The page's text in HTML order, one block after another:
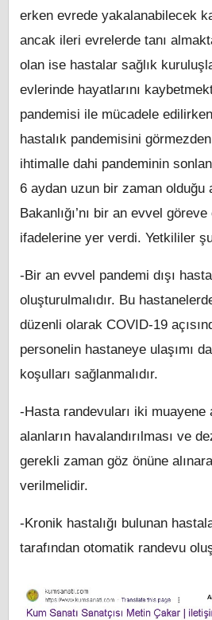
erken evrede yakalanabilecek
ancak ileri evrelerde tanı
olan ise hastalar sağlık
evlerinde hayatlarını
pandemisi ile mücadele
hastalık pandemisini
ihtimalle dahi pandeminin
6 aydan uzun bir zaman olduğu
Bakanlığı’nı bir an evvel göreve
ifadelerine yer verdi. Yetkililer
-Bir an evvel pandemi dışı
oluşturulmalıdır. Bu
düzenli olarak COVID-19
personelin hastaneye ulaşımı
koşulları sağlanmalıdır.
-Hasta randevuları iki muayene
alanların havalandırılması ve
gerekli zaman göz önüne
verilmelidir.
-Kronik hastalığı bulunan
tarafından otomatik randevu